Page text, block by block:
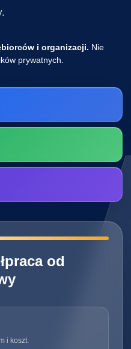
i organizacji. Nie
prywatnych.
od
i koszt.